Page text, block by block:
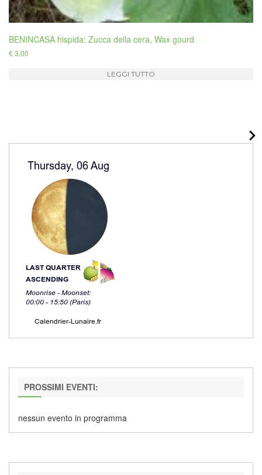
BENINCASA hispida; Zucca della cera, Wax gourd
€3,00
LEGGI TUTTO
PROSSIMI EVENTI:
nessun evento in programma